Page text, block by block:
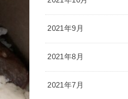
2021年9月
2021年8月
2021年7月